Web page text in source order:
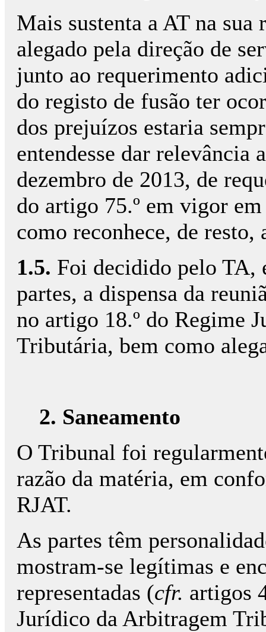
Mais sustenta a AT na
alegado pela direção de
junto ao requerimento
do registo de fusão ter
dos prejuízos estaria
entendesse dar relevância
dezembro de 2013, de
do artigo 75.º em vigor
como reconhece, de resto,
1.5. Foi decidido pelo TA,
partes, a dispensa da
no artigo 18.º do Regime
Tributária, bem como
2. Saneamento
O Tribunal foi
razão da matéria, em
RJAT.
As partes têm
mostram-se legítimas e
representadas (cfr. artigos
Jurídico da Arbitragem